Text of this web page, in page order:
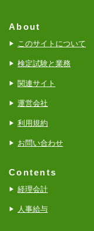
About
このサイトについて
検定試験と業務
関連サイト
運営会社
利用規約
お問い合わせ
Contents
経理会計
人事給与